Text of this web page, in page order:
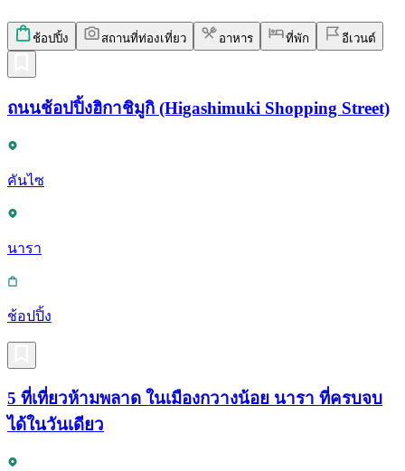
ช้อปปิ้ง สถานที่ท่องเที่ยว อาหาร ที่พัก อีเวนต์
ถนนช้อปปิ้งฮิกาชิมูกิ (Higashimuki Shopping Street)
คันไซ
นารา
ช้อปปิ้ง
5 ที่เที่ยวห้ามพลาด ในเมืองกวางน้อย นารา ที่ครบจบ
ได้ในวันเดียว